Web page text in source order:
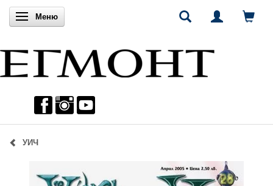
Включи навигацията
Меню
УИЧ